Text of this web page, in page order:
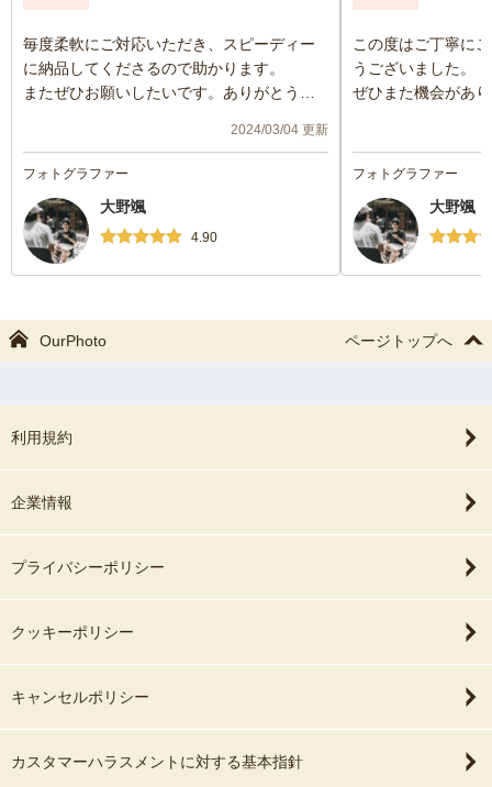
毎度柔軟にご対応いただき、スピーディー
に納品してくださるので助かります。
またぜひお願いしたいです。ありがとうご
2024/03/04 更新
フォトグラファー
大野颯
4.90
この度はご丁寧に
うございました。
ぜひまた機会があ
フォトグラファー
大野颯
OurPhoto ページトップへ
利用規約
企業情報
プライバシーポリシー
クッキーポリシー
キャンセルポリシー
カスタマーハラスメントに対する基本指針